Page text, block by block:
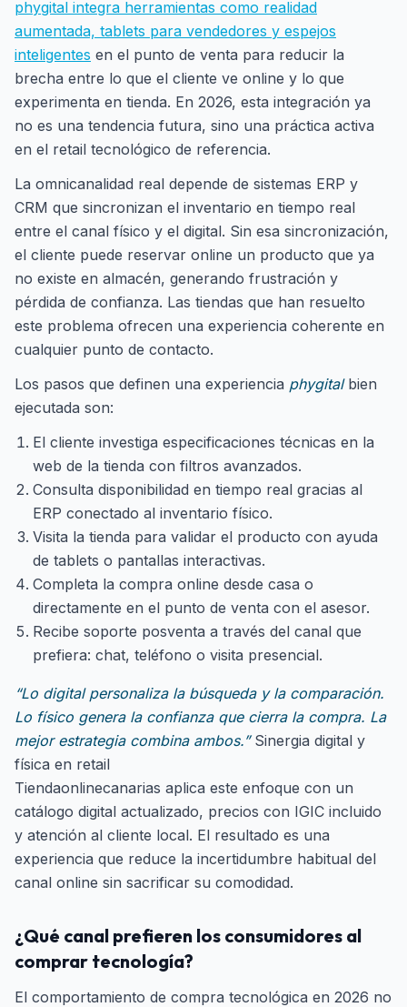
phygital integra herramientas como realidad
aumentada, tablets para vendedores y espejos
inteligentes en el punto de venta para reducir la
brecha entre lo que el cliente ve online y lo que
experimenta en tienda. En 2026, esta integración ya
no es una tendencia futura, sino una práctica activa
en el retail tecnológico de referencia.
La omnicanalidad real depende de sistemas ERP y
CRM que sincronizan el inventario en tiempo real
entre el canal físico y el digital. Sin esa sincronización,
el cliente puede reservar online un producto que ya
no existe en almacén, generando frustración y
pérdida de confianza. Las tiendas que han resuelto
este problema ofrecen una experiencia coherente en
cualquier punto de contacto.
Los pasos que definen una experiencia phygitalbien
ejecutada son:
El cliente investiga especificaciones técnicas en la
web de la tienda con filtros avanzados.
Consulta disponibilidad en tiempo real gracias al
ERP conectado al inventario físico.
Visita la tienda para validar el producto con ayuda
de tablets o pantallas interactivas.
Completa la compra online desde casa o
directamente en el punto de venta con el asesor.
Recibe soporte posventa a través del canal que
prefiera: chat, teléfono o visita presencial.
“Lo digital personaliza la búsqueda y la comparación.
Lo físico genera la confianza que cierra la compra. La
mejor estrategia combina ambos.”Sinergia digital y
física en retail
Tiendaonlinecanarias aplica este enfoque con un
catálogo digital actualizado, precios con IGIC incluido
y atención al cliente local. El resultado es una
experiencia que reduce la incertidumbre habitual del
canal online sin sacrificar su comodidad.
¿Qué canal prefieren los consumidores al
comprar tecnología?
El comportamiento de compra tecnológica en 2026 no